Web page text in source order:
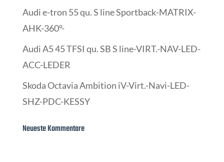
Audi e-tron 55 qu. S line Sportback-MATRIX-
AHK-360°-
Audi A5 45 TFSI qu. SB S line-VIRT.-NAV-LED-
ACC-LEDER
Skoda Octavia Ambition iV-Virt.-Navi-LED-
SHZ-PDC-KESSY
Neueste Kommentare